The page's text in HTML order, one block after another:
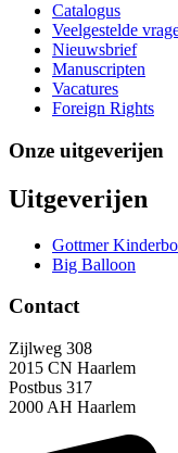
Catalogus
Veelgestelde
Nieuwsbrief
Manuscripten
Vacatures
Foreign Rights
Onze uitgeverijen
Uitgeverijen
Gottmer
Big Balloon
Contact
Zijlweg 308
2015 CN Haarlem
Postbus 317
2000 AH Haarlem